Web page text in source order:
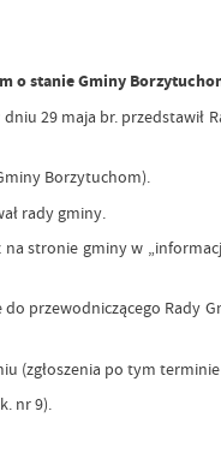
o stanie Gminy
29 maja br. przedstawił
Borzytuchom).
rady gminy.
gminy w
przewodniczącego Rady
(zgłoszenia po tym
nr 9).